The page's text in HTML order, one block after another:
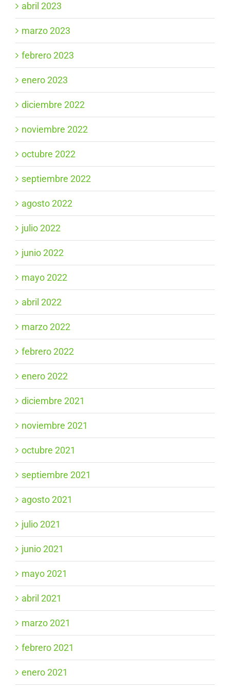
abril 2023
marzo 2023
febrero 2023
enero 2023
diciembre 2022
noviembre 2022
octubre 2022
septiembre 2022
agosto 2022
julio 2022
junio 2022
mayo 2022
abril 2022
marzo 2022
febrero 2022
enero 2022
diciembre 2021
noviembre 2021
octubre 2021
septiembre 2021
agosto 2021
julio 2021
junio 2021
mayo 2021
abril 2021
marzo 2021
febrero 2021
enero 2021